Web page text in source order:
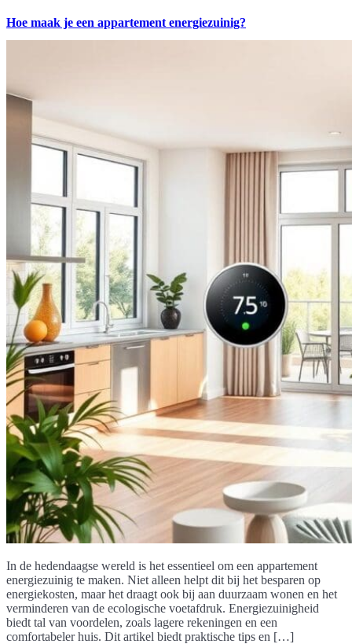
Hoe maak je een appartement energiezuinig?
In de hedendaagse wereld is het essentieel om een appartement
energiezuinig te maken. Niet alleen helpt dit bij het besparen op
energiekosten, maar het draagt ook bij aan duurzaam wonen en het
verminderen van de ecologische voetafdruk. Energiezuinigheid
biedt tal van voordelen, zoals lagere rekeningen en een
comfortabeler huis. Dit artikel biedt praktische tips en […]